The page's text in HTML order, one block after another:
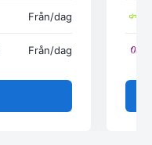
Från/dag
Från/dag